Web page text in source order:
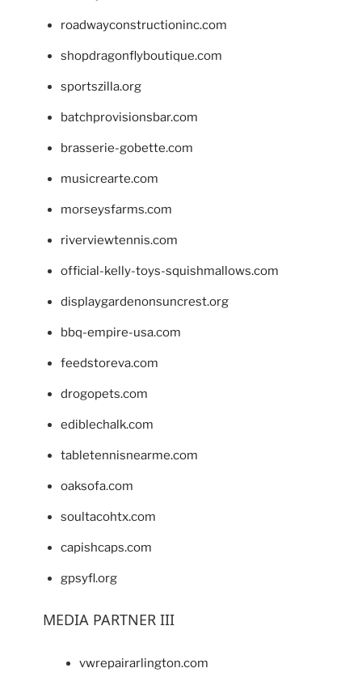
roadwayconstructioninc.com
shopdragonflyboutique.com
sportszilla.org
batchprovisionsbar.com
brasserie-gobette.com
musicrearte.com
morseysfarms.com
riverviewtennis.com
official-kelly-toys-squishmallows.com
displaygardenonsuncrest.org
bbq-empire-usa.com
feedstoreva.com
drogopets.com
ediblechalk.com
tabletennisnearme.com
oaksofa.com
soultacohtx.com
capishcaps.com
gpsyfl.org
MEDIA PARTNER III
vwrepairarlington.com